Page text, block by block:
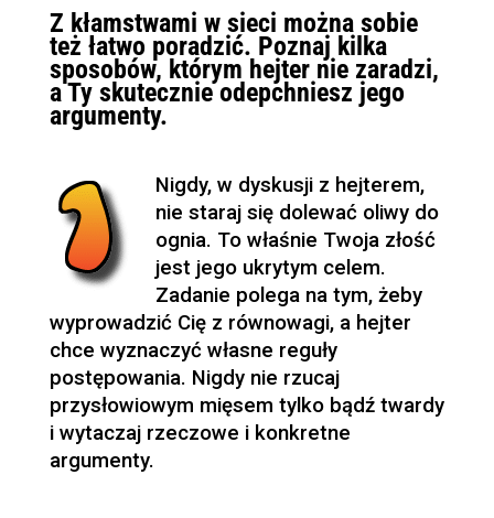
Z kłamstwami w sieci można sobie
też łatwo poradzić. Poznaj kilka
sposobów, którym hejter nie zaradzi,
a Ty skutecznie odepchniesz jego
argumenty.
Nigdy, w dyskusji z hejterem,
nie staraj się dolewać oliwy do
ognia. To właśnie Twoja złość
jest jego ukrytym celem.
Zadanie polega na tym, żeby
wyprowadzić Cię z równowagi, a hejter
chce wyznaczyć własne reguły
postępowania. Nigdy nie rzucaj
przysłowiowym mięsem tylko bądź twardy
i wytaczaj rzeczowe i konkretne
argumenty.